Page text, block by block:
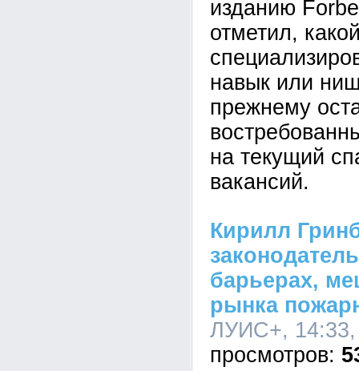
изданию
отметил,
навык или
прежнему
на текущий
вакансий.
Кирилл
барьерах,
рынка
ЛУИС+,